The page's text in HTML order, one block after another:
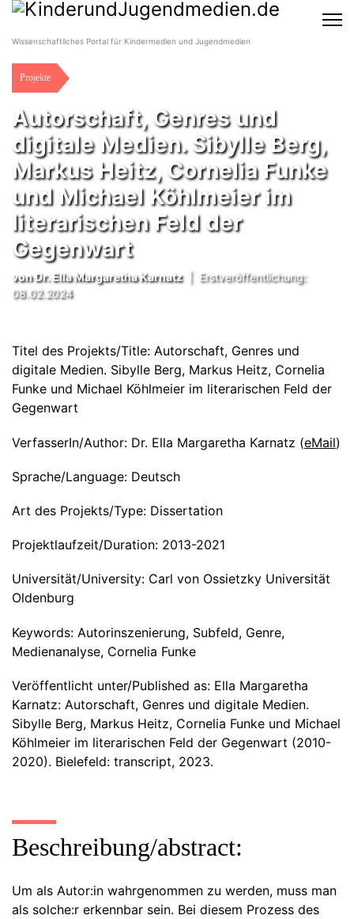
Wissenschaftliches Portal für Kindermedien und Jugendmedien
Projekte
Autorschaft, Genres und
digitale Medien. Sibylle Berg,
Markus Heitz, Cornelia Funke
und Michael Köhlmeier im
literarischen Feld der
Gegenwart
vonDr. Ella Margaretha Karnatz| Erstveröffentlichung:
08.02.2024
Titel des Projekts/Title: Autorschaft, Genres und
digitale Medien. Sibylle Berg, Markus Heitz, Cornelia
Funke und Michael Köhlmeier im literarischen Feld der
Gegenwart
VerfasserIn/Author: Dr. Ella Margaretha Karnatz (eMail)
Sprache/Language: Deutsch
Art des Projekts/Type: Dissertation
Projektlaufzeit/Duration: 2013-2021
Universität/University: Carl von Ossietzky Universität
Oldenburg
Keywords: Autorinszenierung, Subfeld, Genre,
Medienanalyse, Cornelia Funke
Veröffentlicht unter/Published as: Ella Margaretha
Karnatz: Autorschaft, Genres und digitale Medien.
Sibylle Berg, Markus Heitz, Cornelia Funke und Michael
Köhlmeier im literarischen Feld der Gegenwart (2010-
2020). Bielefeld: transcript, 2023.
Beschreibung/abstract:
Um als Autor:in wahrgenommen zu werden, muss man
als solche:r erkennbar sein. Bei diesem Prozess des